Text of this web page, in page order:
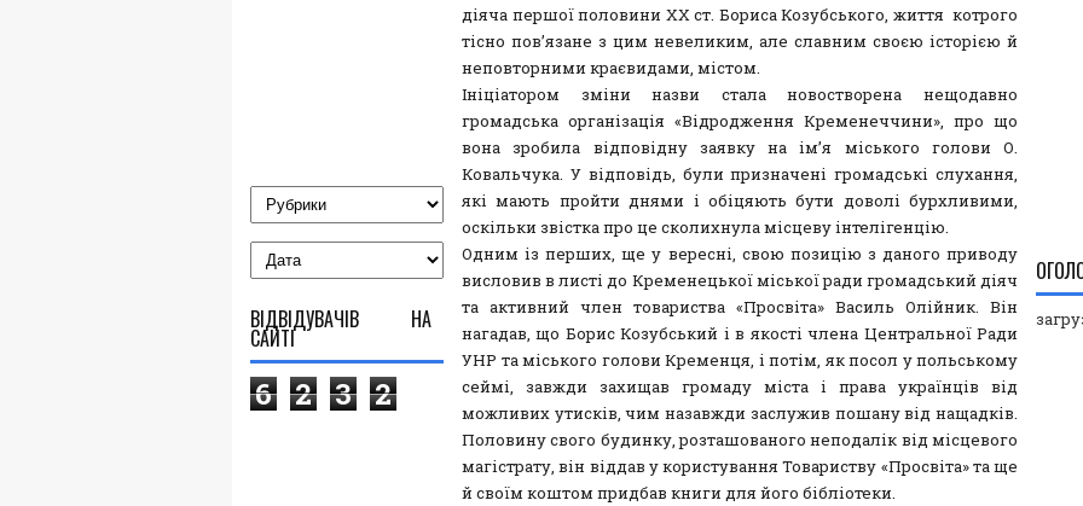
діяча першої половини ХХ ст. Бориса Козубського, життя котрого
тісно пов’язане з цим невеликим, але славним своєю історією й
неповторними краєвидами, містом.
Ініціатором зміни назви стала новостворена нещодавно
громадська організація «Відродження Кременеччини», про що
вона зробила відповідну заявку на ім’я міського голови О.
Ковальчука. У відповідь, були призначені громадські слухання,
які мають пройти днями і обіцяють бути доволі бурхливими,
оскільки звістка про це сколихнула місцеву інтелігенцію.
Одним із перших, ще у вересні, свою позицію з даного приводу
висловив в листі до Кременецької міської ради громадський діяч
та активний член товариства «Просвіта» Василь Олійник. Він
нагадав, що Борис Козубський і в якості члена Центральної Ради
УНР та міського голови Кременця, і потім, як посол у польському
сеймі, завжди захищав громаду міста і права українців від
можливих утисків, чим назавжди заслужив пошану від нащадків.
Половину свого будинку, розташованого неподалік від місцевого
магістрату, він віддав у користування Товариству «Просвіта» та ще
й своїм коштом придбав книги для його бібліотеки.
ВІДВІДУВАЧІВ НА
САЙТІ
6 2 3 2